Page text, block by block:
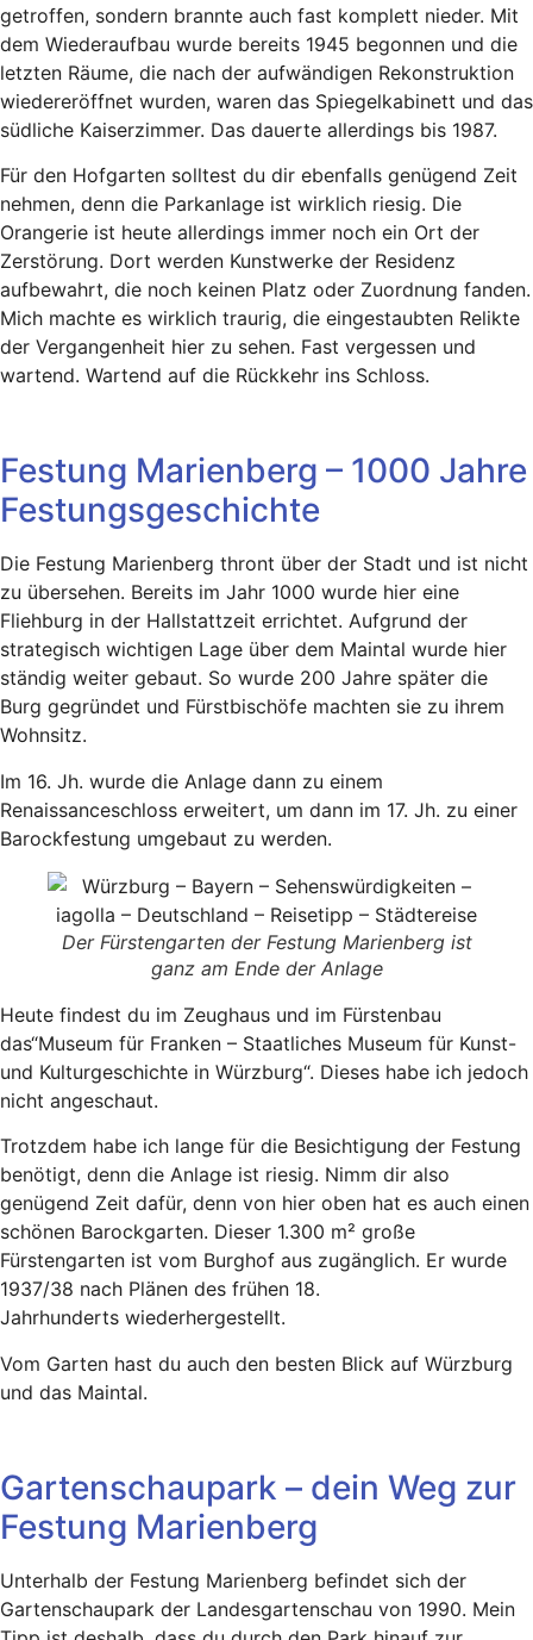
getroffen, sondern brannte auch fast komplett nieder. Mit
dem Wiederaufbau wurde bereits 1945 begonnen und die
letzten Räume, die nach der aufwändigen Rekonstruktion
wiedereröffnet wurden, waren das Spiegelkabinett und das
südliche Kaiserzimmer. Das dauerte allerdings bis 1987.
Für den Hofgarten solltest du dir ebenfalls genügend Zeit
nehmen, denn die Parkanlage ist wirklich riesig. Die
Orangerie ist heute allerdings immer noch ein Ort der
Zerstörung. Dort werden Kunstwerke der Residenz
aufbewahrt, die noch keinen Platz oder Zuordnung fanden.
Mich machte es wirklich traurig, die eingestaubten Relikte
der Vergangenheit hier zu sehen. Fast vergessen und
wartend. Wartend auf die Rückkehr ins Schloss.
Festung Marienberg – 1000 Jahre
Festungsgeschichte
Die Festung Marienberg thront über der Stadt und ist nicht
zu übersehen. Bereits im Jahr 1000 wurde hier eine
Fliehburg in der Hallstattzeit errichtet. Aufgrund der
strategisch wichtigen Lage über dem Maintal wurde hier
ständig weiter gebaut. So wurde 200 Jahre später die
Burg gegründet und Fürstbischöfe machten sie zu ihrem
Wohnsitz.
Im 16. Jh. wurde die Anlage dann zu einem
Renaissanceschloss erweitert, um dann im 17. Jh. zu einer
Barockfestung umgebaut zu werden.
Der Fürstengarten der Festung Marienberg ist
ganz am Ende der Anlage
Heute findest du im Zeughaus und im Fürstenbau
das“Museum für Franken – Staatliches Museum für Kunst-
und Kulturgeschichte in Würzburg“. Dieses habe ich jedoch
nicht angeschaut.
Trotzdem habe ich lange für die Besichtigung der Festung
benötigt, denn die Anlage ist riesig. Nimm dir also
genügend Zeit dafür, denn von hier oben hat es auch einen
schönen Barockgarten. Dieser 1.300 m² große
Fürstengarten ist vom Burghof aus zugänglich. Er wurde
1937/38 nach Plänen des frühen 18.
Jahrhunderts wiederhergestellt.
Vom Garten hast du auch den besten Blick auf Würzburg
und das Maintal.
Gartenschaupark – dein Weg zur
Festung Marienberg
Unterhalb der Festung Marienberg befindet sich der
Gartenschaupark der Landesgartenschau von 1990. Mein